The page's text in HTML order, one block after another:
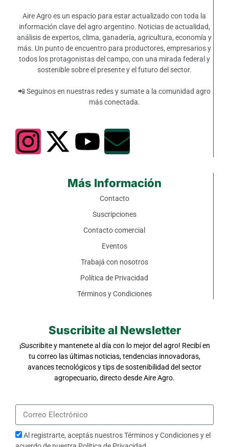
Aire Agro es un espacio para estar actualizado con toda la
información clave del agro argentino. Noticias de actualidad,
análisis de expertos, clima, ganadería, agricultura, economía y
más. Un punto de encuentro para productores, empresarios y
todos los protagonistas del campo, con una mirada federal y
sostenible sobre el presente y el futuro del sector.
📲 Seguinos en nuestras redes y sumate a la comunidad agro
más conectada.
Más Información
Contacto
Suscripciones
Contacto comercial
Eventos
Trabajá con nosotros
Política de Privacidad
Términos y Condiciones
Suscribite al Newsletter
¡Suscribite y mantenete al día con lo mejor del agro! Recibí en
tu correo las últimas noticias, tendencias innovadoras,
avances tecnológicos y tips de sostenibilidad del sector
agropecuario, directo desde Aire Agro.
Al registrarte, aceptás nuestrosTérminos y Condicionesy el